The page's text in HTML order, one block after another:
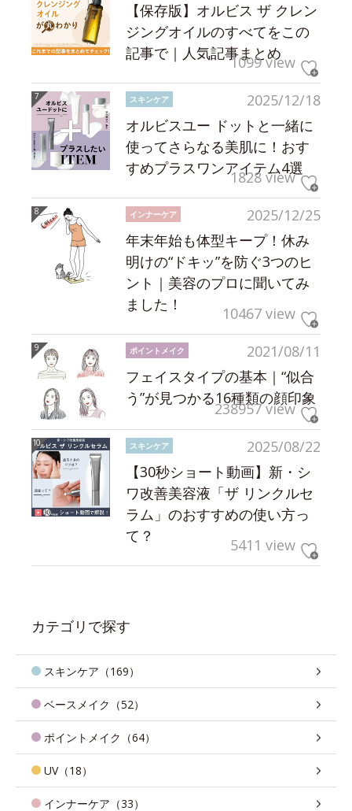
【保存版】オルビス ザ クレン
ジングオイルのすべてをこの
記事で｜人気記事まとめ
1099 view
2025/12/18
スキンケア
オルビスユー ドットと一緒に
使ってさらなる美肌に！おす
すめプラスワンアイテム4選
1828 view
2025/12/25
インナーケア
年末年始も体型キープ！休み
明けの“ドキッ”を防ぐ3つのヒ
ント｜美容のプロに聞いてみ
ました！
10467 view
2021/08/11
ポイントメイク
フェイスタイプの基本｜“似合
う”が見つかる16種類の顔印象
238957 view
2025/08/22
スキンケア
【30秒ショート動画】新・シ
ワ改善美容液「ザ リンクルセ
ラム」のおすすめの使い方っ
て？
5411 view
カテゴリで探す
スキンケア（169）
ベースメイク（52）
ポイントメイク（64）
UV（18）
インナーケア（33）